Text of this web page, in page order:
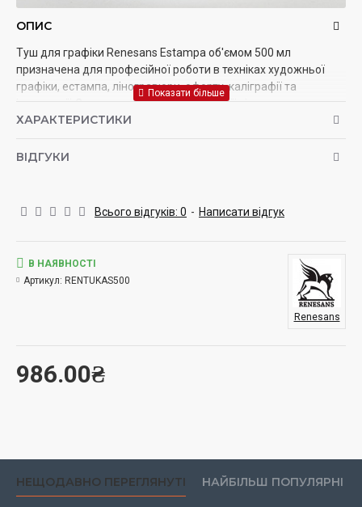
ОПИС
Туш для графіки Renesans Estampa об'ємом 500 мл
призначена для професійної роботи в техніках художньої
графіки, естампа, ліногравюри, офорту, каліграфії та
ілюстрації. Завдяки високій концентрації пігменту вона
забезпечує насичений, рівномірний колір, чіткі лінії та високу
оптимальну консистенцію, легко наноситься пензлем, пером,
покриття, що зберігає інтенсивність кольору та чіткість
деталей. Великий флакон об'ємом 500 мл стане чудовим
навчальних закладів і друкарських студій, де потрібна
ХАРАКТЕРИСТИКИ
ВІДГУКИ
Всього відгуків: 0 - Написати відгук
986.00₴
В НАЯВНОСТІ
Артикул: RENTUKAS500
Renesans
НЕЩОДАВНО ПЕРЕГЛЯНУТІ НАЙБІЛЬШ ПОПУЛЯРНІ